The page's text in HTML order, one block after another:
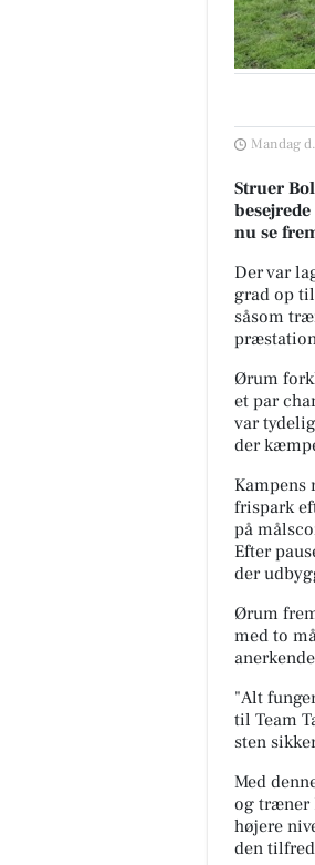
Mandag
Struer
nu se
Der var
grad op
såsom
Ørum
et par
var
der
Kampens
frispark
på
Efter
der
Ørum
med to
"Alt
til Team
sten
Med
og træner
højere
den